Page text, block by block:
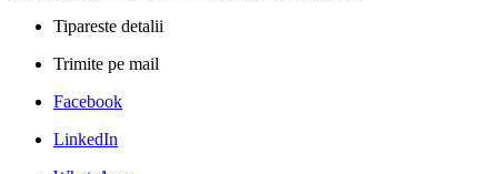
Tipareste detalii
Trimite pe mail
Facebook
LinkedIn